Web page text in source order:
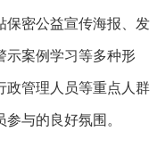
保密公益宣传海报、发
示案例学习等多种形
政管理人员等重点人群
与的良好氛围。